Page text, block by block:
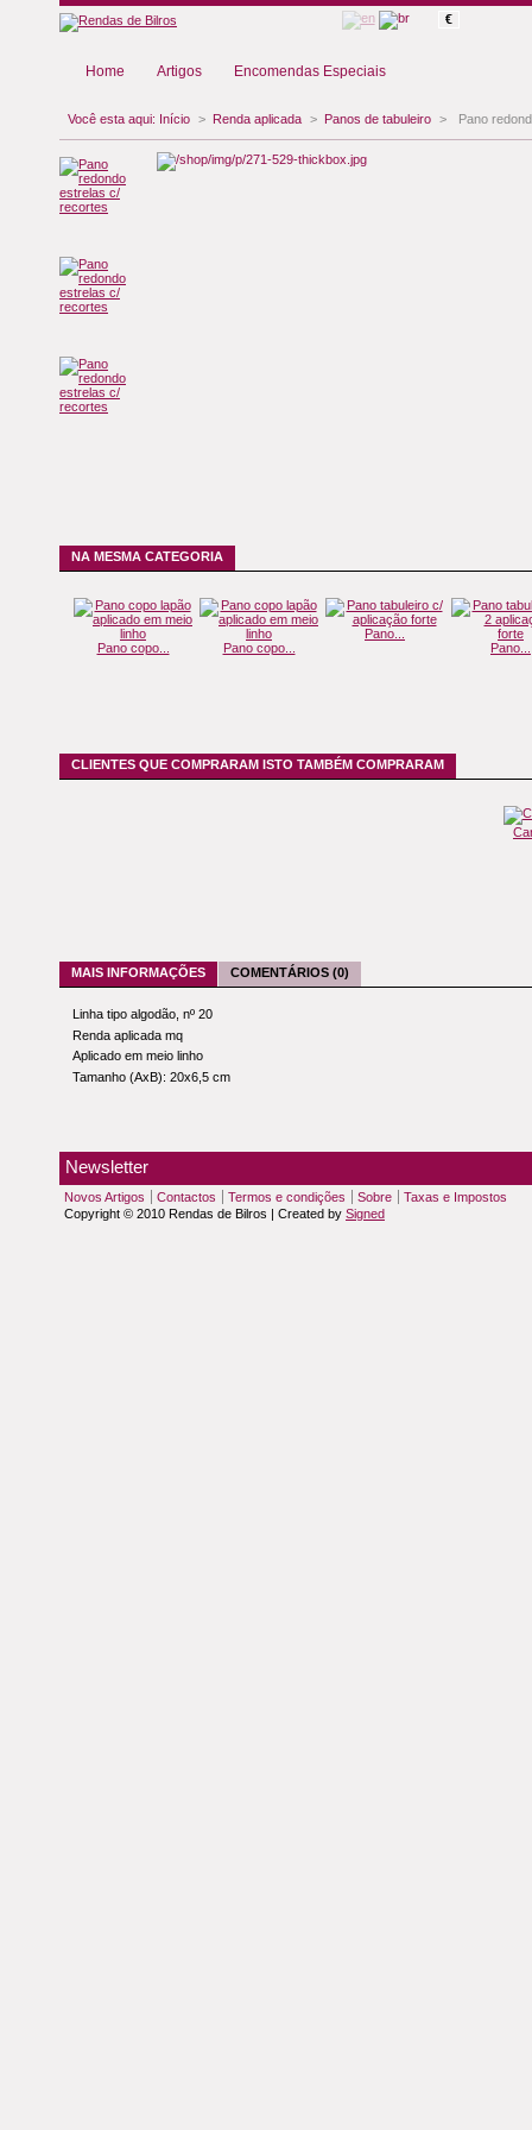
€
Home Artigos Encomendas Especiais
Você esta aqui: Início > Renda aplicada > Panos de tabuleiro > Pano
NA MESMA CATEGORIA
Pano copo... Pano copo...
Pano...
Pano...
CLIENTES QUE COMPRARAM ISTO TAMBÉM COMPRARAM
MAIS INFORMAÇÕES COMENTÁRIOS (0)
Linha tipo algodão, nº 20
Renda aplicada mq
Aplicado em meio linho
Tamanho (AxB): 20x6,5 cm
Newsletter
Novos Artigos Contactos Termos e condições Sobre
Taxas e Impostos
Copyright © 2010 Rendas de Bilros | Created by Signed